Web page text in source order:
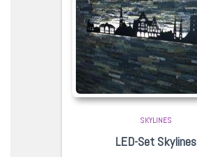
SKYLINES
LED-Set Skylines